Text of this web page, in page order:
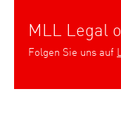
MLL Legal
Folgen Sie uns auf